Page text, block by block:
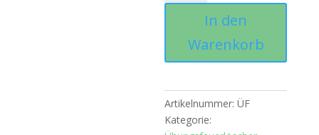
In den
Warenkorb
Artikelnummer:ÜF
Kategorie: